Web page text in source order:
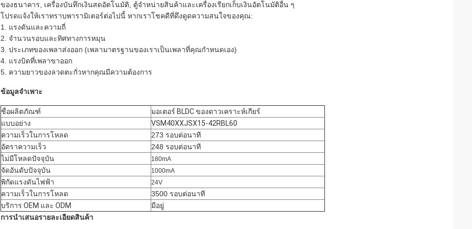
ของธนาคาร, เครื่องบันทึกเงินสดอัตโนมัติ, ตู้จำหน่ายสินค้าและเครื่องเรียกเก็บเงินอัตโนมัติอื่น ๆ
โปรดแจ้งให้เราทราบพารามิเตอร์ต่อไปนี้ หากเราโชคดีที่ดึงดูดความสนใจของคุณ:
1. แรงดันและความถี่
2. จำนวนรอบและทิศทางการหมุน
3. ประเภทของเพลาส่งออก (เพลามาตรฐานของเราเป็นเพลาที่คุณกำหนดเอง)
4. แรงบิดที่เพลาขาออก
5. ความยาวของลวดตะกั่วหากคุณมีความต้องการ
ข้อมูลจำเพาะ
ชื่อผลิตภัณฑ์
มอเตอร์ BLDC ของดาวเคราะห์เกียร์
แบบอย่าง
VSM40XXJSX15-42RBL60
ความเร็วในการโหลด
273 รอบต่อนาที
อัตราความเร็ว
248 รอบต่อนาที
ไม่มีโหลดปัจจุบัน
180mA
จัดอันดับปัจจุบัน 1000mA
พิกัดแรงดันไฟฟ้า 24V
ความเร็วในการโหลด
3500 รอบต่อนาที
บริการ OEM และ ODM
มีอยู่
การนำเสนอรายละเอียดสินค้า